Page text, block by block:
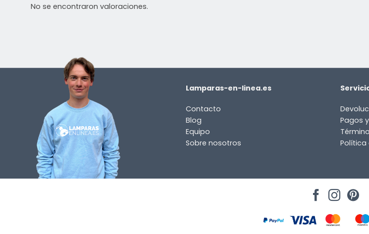
No se encontraron valoraciones.
Lamparas-en-linea.es
Contacto
Blog
Equipo
Sobre nosotros
Pagos
Política